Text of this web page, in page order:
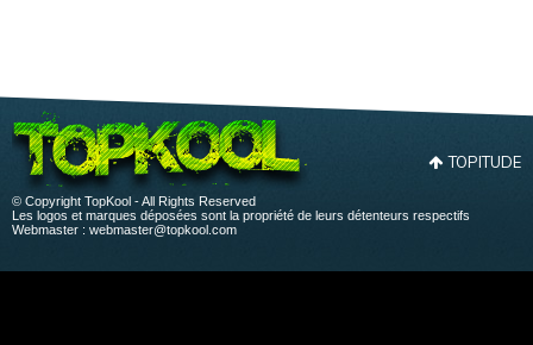
TOPITUDE
© Copyright TopKool - All Rights Reserved
Les logos et marques déposées sont la propriété de leurs détenteurs respectifs
Webmaster : webmaster@topkool.com